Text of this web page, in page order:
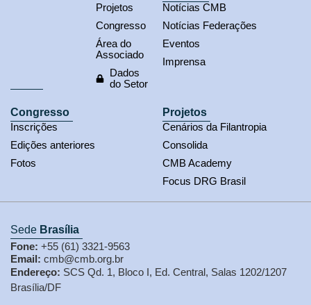
Projetos
Congresso
Área do
Associado
Dados
do Setor
Notícias CMB
Notícias Federações
Eventos
Imprensa
Congresso
Inscrições
Edições anteriores
Fotos
Projetos
Cenários da Filantropia
Consolida
CMB Academy
Focus DRG Brasil
Sede Brasília
Fone: +55 (61) 3321-9563
Email: cmb@cmb.org.br
Endereço: SCS Qd. 1, Bloco I, Ed. Central, Salas 1202/1207
Brasília/DF